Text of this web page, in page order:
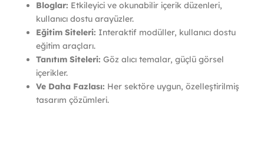
Bloglar: Etkileyici ve okunabilir içerik düzenleri,
kullanıcı dostu arayüzler.
Eğitim Siteleri: Interaktif modüller, kullanıcı dostu
eğitim araçları.
Tanıtım Siteleri: Göz alıcı temalar, güçlü görsel
içerikler.
Ve Daha Fazlası: Her sektöre uygun, özelleştirilmiş
tasarım çözümleri.